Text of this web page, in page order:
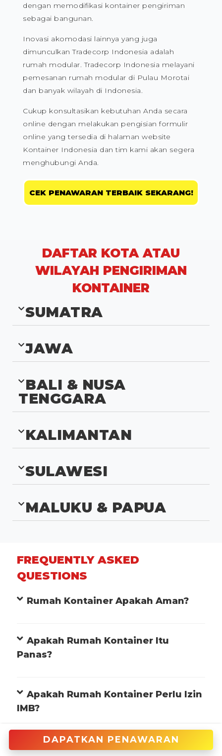
DAPATKAN PENAWARAN
dengan memodifikasi kontainer pengiriman
sebagai bangunan.
Inovasi akomodasi lainnya yang juga
dimunculkan Tradecorp Indonesia adalah
rumah modular. Tradecorp Indonesia melayani
pemesanan rumah modular di Pulau Morotai
dan banyak wilayah di Indonesia.
Cukup konsultasikan kebutuhan Anda secara
online dengan melakukan pengisian formulir
online yang tersedia di halaman website
Kontainer Indonesia dan tim kami akan segera
menghubungi Anda.
CEK PENAWARAN TERBAIK SEKARANG!
DAFTAR KOTA ATAU
WILAYAH PENGIRIMAN
KONTAINER
SUMATRA
JAWA
BALI & NUSA
TENGGARA
KALIMANTAN
SULAWESI
MALUKU & PAPUA
FREQUENTLY ASKED
QUESTIONS
Rumah Kontainer Apakah Aman?
Apakah Rumah Kontainer Itu
Panas?
Apakah Rumah Kontainer Perlu Izin
IMB?
Apa Itu Rumah Kontainer?